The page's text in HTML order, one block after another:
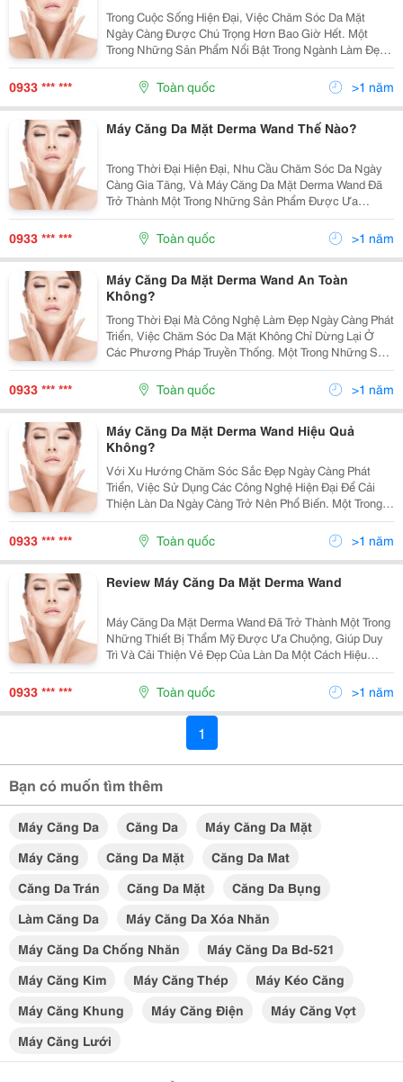
Trong Cuộc Sống Hiện Đại, Việc Chăm Sóc Da Mặt
Ngày Càng Được Chú Trọng Hơn Bao Giờ Hết. Một
Trong Những Sản Phẩm Nổi Bật Trong Ngành Làm Đẹp
Hiện Nay Là Máy Căng Da Mặt Derma Wand . Sản Phẩm
Này Không Chỉ Đơn Thuần Là Một Công Cụ Làm Đẹp,
Mà Còn Là...
0933 *** *** Toàn quốc >1 năm
Máy Căng Da Mặt Derma Wand Thế Nào?
Trong Thời Đại Hiện Đại, Nhu Cầu Chăm Sóc Da Ngày
Càng Gia Tăng, Và Máy Căng Da Mặt Derma Wand Đã
Trở Thành Một Trong Những Sản Phẩm Được Ưa
Chuộng Nhất. Được Thiết Kế Với Công Nghệ Tiên Tiến,
Derma Wand Giúp Cải Thiện Đáng Kể Tình Trạng Da,
Mang Lại...
0933 *** *** Toàn quốc >1 năm
Máy Căng Da Mặt Derma Wand An Toàn
Không?
Trong Thời Đại Mà Công Nghệ Làm Đẹp Ngày Càng Phát
Triển, Việc Chăm Sóc Da Mặt Không Chỉ Dừng Lại Ở
Các Phương Pháp Truyền Thống. Một Trong Những Sản
Phẩm Nổi Bật Hiện Nay Chính Là Máy Căng Da Mặt
Derma Wand . Với Thiết Kế Tinh Tế Và Công Nghệ
0933 *** *** Toàn quốc >1 năm
Máy Căng Da Mặt Derma Wand Hiệu Quả
Không?
Với Xu Hướng Chăm Sóc Sắc Đẹp Ngày Càng Phát
Triển, Việc Sử Dụng Các Công Nghệ Hiện Đại Để Cải
Thiện Làn Da Ngày Càng Trở Nên Phổ Biến. Một Trong
Những Công Nghệ Được Ưa Chuộng Hiện Nay Là Máy
Căng Da Mặt Derma Wand . Đây Là Sản Phẩm Giúp Bạn
Có Thể...
0933 *** *** Toàn quốc >1 năm
Review Máy Căng Da Mặt Derma Wand
Máy Căng Da Mặt Derma Wand Đã Trở Thành Một Trong
Những Thiết Bị Thẩm Mỹ Được Ưa Chuộng, Giúp Duy
Trì Và Cải Thiện Vẻ Đẹp Của Làn Da Một Cách Hiệu
Quả. Với Công Nghệ Tiên Tiến, Máy Derma Wand
Không Chỉ Mang Lại Làn Da Căng Mịn Mà Còn Giúp
Giảm Thiểu...
0933 *** *** Toàn quốc >1 năm
1
Bạn có muốn tìm thêm
Máy Căng Da Căng Da
Máy Căng Da Mặt
Máy Căng
Căng Da Mặt
Căng Da Mat
Căng Da Trán
Căng Da Mặt
Căng Da Bụng
Làm Căng Da
Máy Căng Da Xóa Nhăn
Máy Căng Da Chống Nhăn
Máy Căng Da Bd-521
Máy Căng Kim
Máy Căng Thép
Máy Kéo Căng
Máy Căng Khung
Máy Căng Điện
Máy Căng Vợt
Máy Căng Lưới